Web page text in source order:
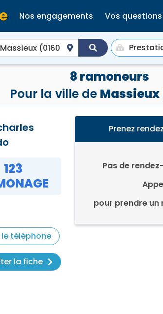
Nos engagements Vos questions
8 ramoneurs
Pour la ville de Massieux
123
téléphone
la fiche
Prenez
Pas de
pour prendre